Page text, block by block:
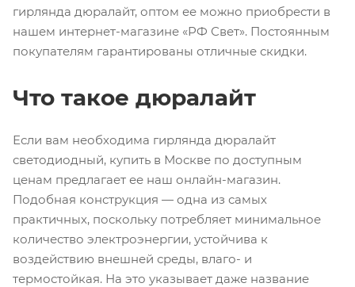
гирлянда дюралайт, оптом ее можно приобрести в
нашем интернет-магазине «РФ Свет». Постоянным
покупателям гарантированы отличные скидки.
Что такое дюралайт
Если вам необходима гирлянда дюралайт
светодиодный, купить в Москве по доступным
ценам предлагает ее наш онлайн-магазин.
Подобная конструкция — одна из самых
практичных, поскольку потребляет минимальное
количество электроэнергии, устойчива к
воздействию внешней среды, влаго- и
термостойкая. На это указывает даже название